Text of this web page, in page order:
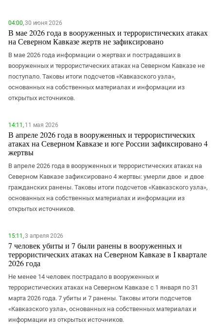
Чечня
Южная Осетия
Южный Кавказ
ЮФО
04:00,30 июня 2026
В мае 2026 года в вооруженных и террористических атаках
на Северном Кавказе жертв не зафиксировано
В мае 2026 года информации о жертвах и пострадавших в
вооруженных и террористических атаках на Северном Кавказе не
поступало. Таковы итоги подсчетов «Кавказского узла»,
основанных на собственных материалах и информации из
открытых источников.
14:11,11 мая 2026
В апреле 2026 года в вооруженных и террористических
атаках на Северном Кавказе и юге России зафиксировано 4
жертвы
В апреле 2026 года в вооруженных и террористических атаках на
Северном Кавказе зафиксировано 4 жертвы: умерли двое и двое
гражданских ранены. Таковы итоги подсчетов «Кавказского узла»,
основанных на собственных материалах и информации из
открытых источников.
15:11,3 апреля 2026
7 человек убиты и 7 были ранены в вооруженных и
террористических атаках на Северном Кавказе в I квартале
2026 года
Не менее 14 человек пострадало в вооруженных и
террористических атаках на Северном Кавказе с 1 января по 31
марта 2026 года. 7 убиты и 7 ранены. Таковы итоги подсчетов
«Кавказского узла», основанных на собственных материалах и
информации из открытых источников.